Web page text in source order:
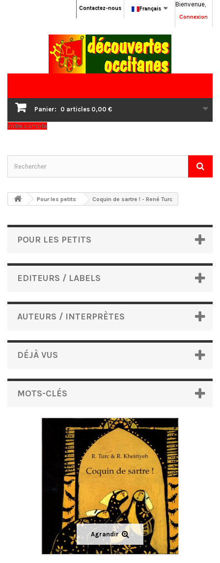
Bienvenue,
Connexion
Français
Contactez-nous
Panier: 0 articles 0,00 €
Votre compte
Pour les petits Coquin de sartre ! - René Turc
POUR LES PETITS
EDITEURS / LABELS
AUTEURS / INTERPRÈTES
DÉJÀ VUS
MOTS-CLÉS
Agrandir